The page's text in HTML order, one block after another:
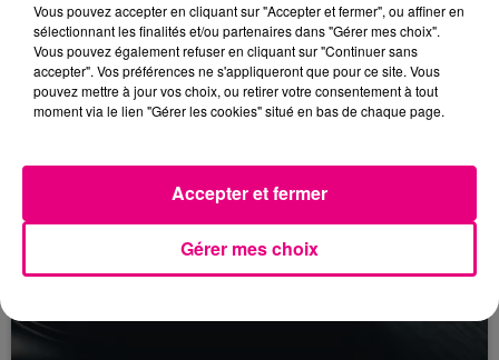
Vous pouvez accepter en cliquant sur "Accepter et fermer", ou affiner en
sélectionnant les finalités et/ou partenaires dans "Gérer mes choix".
Vous pouvez également refuser en cliquant sur "Continuer sans
accepter". Vos préférences ne s'appliqueront que pour ce site. Vous
pouvez mettre à jour vos choix, ou retirer votre consentement à tout
moment via le lien "Gérer les cookies" situé en bas de chaque page.
Gérer mes choix
Accepter et fermer